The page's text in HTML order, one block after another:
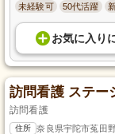
未経験可 50代活躍
お気に入り
訪問看護 ステー
訪問看護
住所 奈良県宇陀市菟田